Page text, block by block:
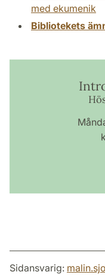
med ekumenik
Bibliotekets
Sidansvarig: